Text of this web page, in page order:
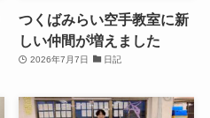
つくばみらい空手教室に新
しい仲間が増えました
2026年7月7日 日記